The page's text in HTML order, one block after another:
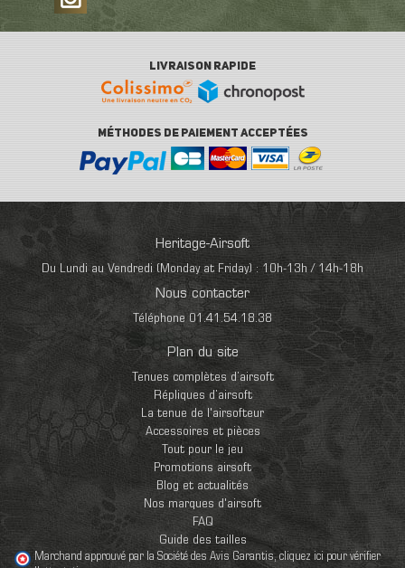
LIVRAISON RAPIDE
MÉTHODES DE PAIEMENT ACCEPTÉES
Heritage-Airsoft
Du Lundi au Vendredi (Monday at Friday) : 10h-13h / 14h-18h
Nous contacter
Téléphone 01.41.54.18.38
Plan du site
Tenues complètes d’airsoft
Répliques d’airsoft
La tenue de l'airsofteur
Accessoires et pièces
Tout pour le jeu
Promotions airsoft
Blog et actualités
Nos marques d'airsoft
FAQ
Guide des tailles
Marchand approuvé par la Société des Avis Garantis,cliquez ici pour vérifier